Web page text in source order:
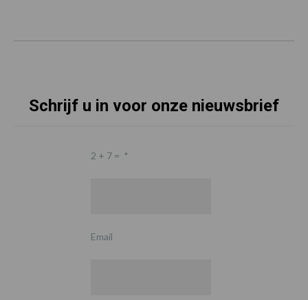
Schrijf u in voor onze nieuwsbrief
2 + 7 = *
Email